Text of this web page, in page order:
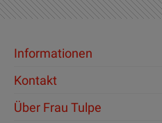
Informationen
Kontakt
Über Frau Tulpe